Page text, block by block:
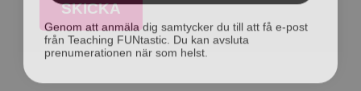
Genom att anmäla dig samtycker du till att få e-post
från Teaching FUNtastic. Du kan avsluta
prenumerationen när som helst.